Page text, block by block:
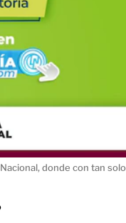
donde con tan solo